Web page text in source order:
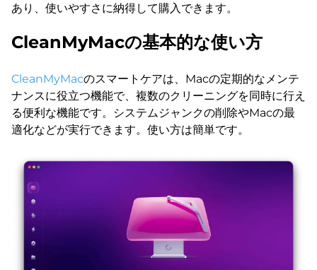
あり、使いやすさに納得して購入できます。
CleanMyMacの基本的な使い方
CleanMyMacのスマートケアは、Macの定期的なメンテ
ナンスに役立つ機能で、複数のクリーニングを同時に行え
る便利な機能です。システムジャンクの削除やMacの最
適化などが実行できます。使い方は簡単です。